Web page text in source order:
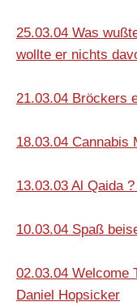
25.03.04 Was
wollte er nichts
21.03.04 Bröckers
18.03.04 Cannabis
13.03.03 Al Qaida
10.03.04 Spaß
02.03.04 Welcome
Daniel Hopsicker